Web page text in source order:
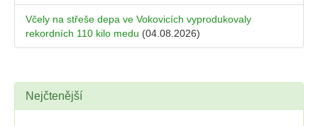
Včely na střeše depa ve Vokovicích vyprodukovaly
rekordních 110 kilo medu (04.08.2026)
Nejčtenější